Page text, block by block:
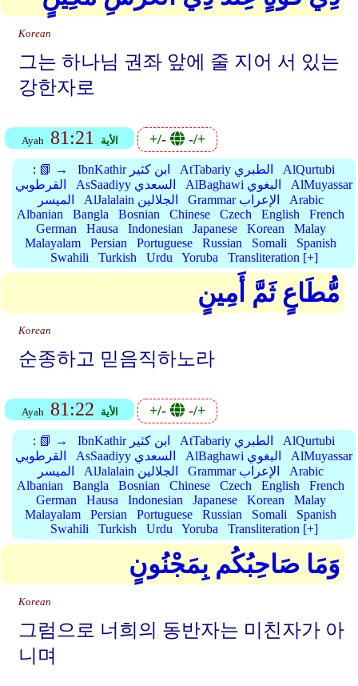
Korean
그는 하나님 권좌 앞에 줄 지어 서 있는
강한자로
Ayah 81:21 الأية +/- -/+
: 📗 → IbnKathir ابن كثير AtTabariy الطبري
AlQurtubi
القرطوبي
AsSaadiyy السعدي AlBaghawi البغوي
AlMuyassar
الميسر
AlJalalain الجلالين Grammar الإعراب
Arabic
Albanian
Bangla Bosnian Chinese Czech English
French
German
Hausa Indonesian Japanese Korean
Malay
Malayalam
Persian Portuguese Russian Somali
Spanish
Swahili
Turkish Urdu Yoruba Transliteration [+]
مُّطَاعٍ ثَمَّ أَمِينٍ
Korean
순종하고 믿음직하노라
Ayah 81:22 الأية +/- -/+
: 📗 → IbnKathir ابن كثير AtTabariy الطبري
AlQurtubi
القرطوبي
AsSaadiyy السعدي AlBaghawi البغوي
AlMuyassar
الميسر
AlJalalain الجلالين Grammar الإعراب
Arabic
Albanian
Bangla Bosnian Chinese Czech English
French
German
Hausa Indonesian Japanese Korean
Malay
Malayalam
Persian Portuguese Russian Somali
Spanish
Swahili
Turkish Urdu Yoruba Transliteration [+]
وَمَا صَاحِبُكُم بِمَجْنُونٍ
Korean
그럼으로 너희의 동반자는 미친자가 아
니며